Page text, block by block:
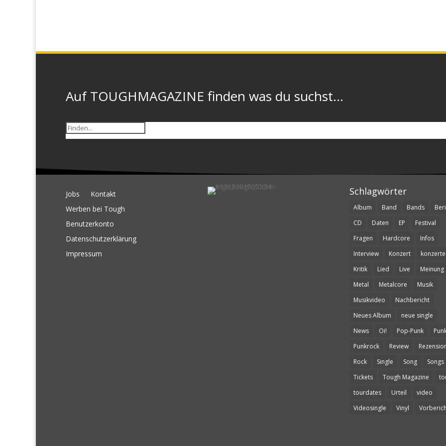
Auf TOUGHMAGAZINE finden was du suchst...
Jobs
Kontakt
Werben bei Tough
Benutzerkonto
Datenschutzerklärung
Impressum
Schlagwörter
Album Band Bands
CD
Daten EP
Festival
Fragen
Hardcore
Infos
Interview
Konzert
konzerte
Kritik
Lied Live
Meinung
Metal
Metalcore
Musik
Musikvideo
Nachbericht
Neues Album
neue single
News
Oi! Pop-Punk
Punkrock
Review
Rock
Single Song
Songs
Tickets
Tough Magazine
tourdates
Urteil
video
Videosingle
Vinyl